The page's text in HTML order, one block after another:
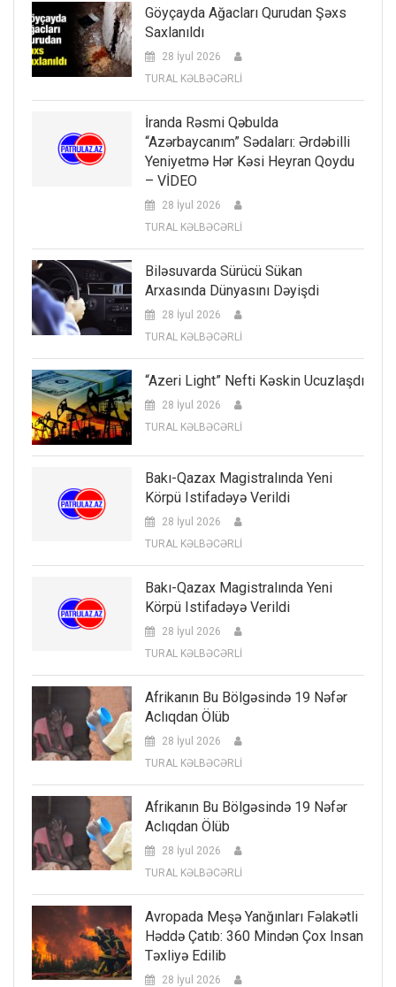
Göyçayda Ağacları Qurudan Şəxs
Saxlanıldı
28 İyul 2026
TURAL KƏLBƏCƏRLİ
İranda Rəsmi Qəbulda
“Azərbaycanım” Sədaları: Ərdəbilli
Yeniyetmə Hər Kəsi Heyran Qoydu
– VİDEO
28 İyul 2026
TURAL KƏLBƏCƏRLİ
Biləsuvarda Sürücü Sükan
Arxasında Dünyasını Dəyişdi
28 İyul 2026
TURAL KƏLBƏCƏRLİ
“Azeri Light” Nefti Kəskin Ucuzlaşdı
28 İyul 2026
TURAL KƏLBƏCƏRLİ
Bakı-Qazax Magistralında Yeni
Körpü Istifadəyə Verildi
28 İyul 2026
TURAL KƏLBƏCƏRLİ
Bakı-Qazax Magistralında Yeni
Körpü Istifadəyə Verildi
28 İyul 2026
TURAL KƏLBƏCƏRLİ
Afrikanın Bu Bölgəsində 19 Nəfər
Aclıqdan Ölüb
28 İyul 2026
TURAL KƏLBƏCƏRLİ
Afrikanın Bu Bölgəsində 19 Nəfər
Aclıqdan Ölüb
28 İyul 2026
TURAL KƏLBƏCƏRLİ
Avropada Meşə Yanğınları Fəlakətli
Həddə Çatıb: 360 Mindən Çox Insan
Təxliyə Edilib
28 İyul 2026